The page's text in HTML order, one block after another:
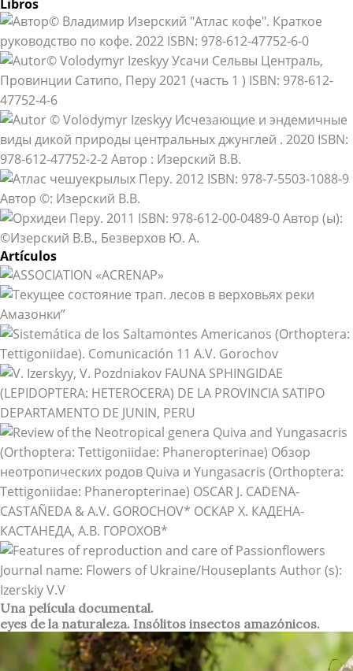
Libros
Artículos
Una película documental.
eyes de la naturaleza. Insólitos insectos amazónicos.